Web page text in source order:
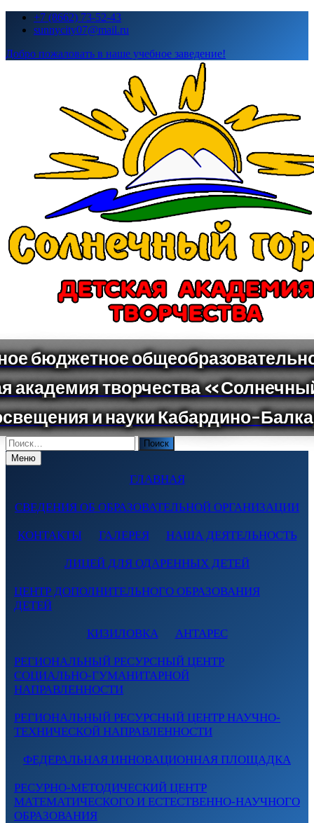
Перейти+7 (8662) 73-52-43
sunnycity07@mail.ru
Добро пожаловать в наше учебное заведение!
Поиск
по:Меню
ГЛАВНАЯ
СВЕДЕНИЯ ОБ ОБРАЗОВАТЕЛЬНОЙ ОРГАНИЗАЦИИ
КОНТАКТЫ ГАЛЕРЕЯ НАША ДЕЯТЕЛЬНОСТЬ
ЛИЦЕЙ ДЛЯ ОДАРЕННЫХ ДЕТЕЙ
ЦЕНТР ДОПОЛНИТЕЛЬНОГО ОБРАЗОВАНИЯ
ДЕТЕЙ
КИЗИЛОВКА АНТАРЕС
РЕГИОНАЛЬНЫЙ РЕСУРСНЫЙ ЦЕНТР
СОЦИАЛЬНО-ГУМАНИТАРНОЙ
НАПРАВЛЕННОСТИ
РЕГИОНАЛЬНЫЙ РЕСУРСНЫЙ ЦЕНТР НАУЧНО-
ТЕХНИЧЕСКОЙ НАПРАВЛЕННОСТИ
ФЕДЕРАЛЬНАЯ ИННОВАЦИОННАЯ ПЛОЩАДКА
РЕСУРНО-МЕТОДИЧЕСКИЙ ЦЕНТР
МАТЕМАТИЧЕСКОГО И ЕСТЕСТВЕННО-НАУЧНОГО
ОБРАЗОВАНИЯ